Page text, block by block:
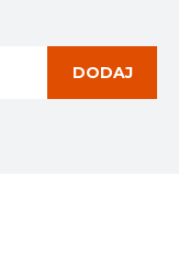
DODAJ